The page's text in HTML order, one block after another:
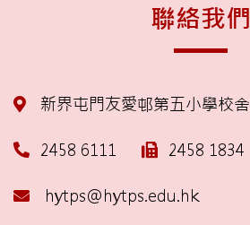
聯絡我們
新界屯門友愛邨第五小學校舍
2458 6111 2458 1834
hytps@hytps.edu.hk